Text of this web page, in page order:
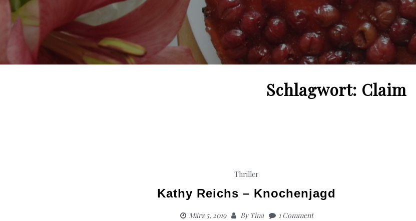
Schlagwort: Claim
Thriller
Kathy Reichs – Knochenjagd
März 5, 2019 ByTina 1 Comment